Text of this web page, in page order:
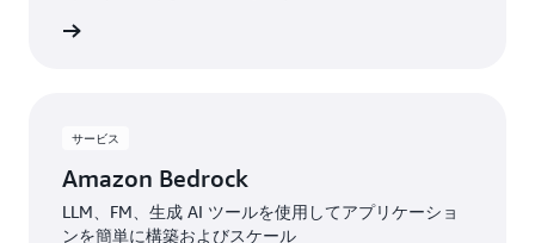
サービス
Amazon Bedrock
LLM、FM、生成 AI ツールを使用してアプリケーショ
ンを簡単に構築およびスケール